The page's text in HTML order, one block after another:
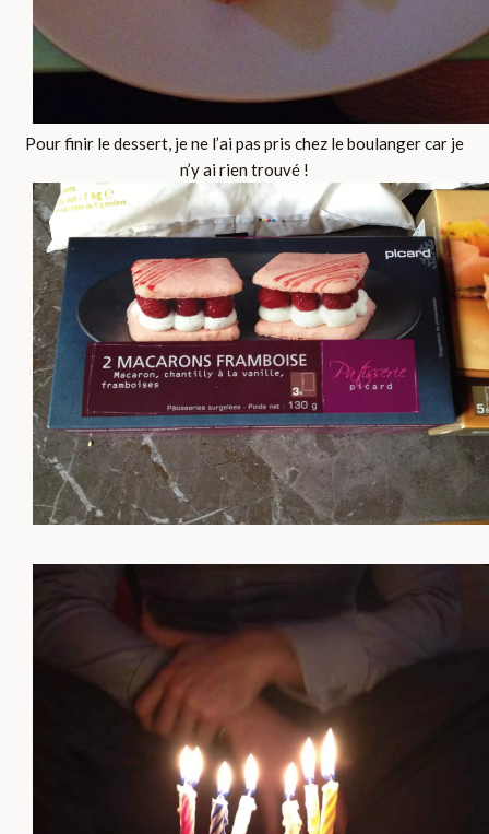
Pour finir le dessert, je ne l’ai pas pris chez le boulanger car je
n’y ai rien trouvé !